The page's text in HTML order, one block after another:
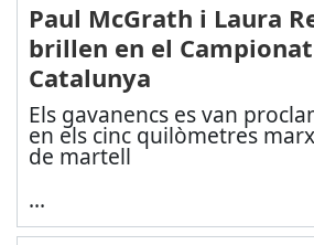
Paul McGrath i Laura
brillen en el
Catalunya
Els gavanencs es van
en els cinc quilòmetres
de martell
...